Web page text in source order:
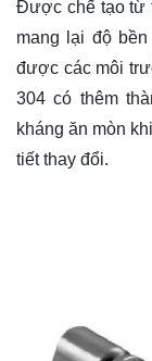
Được chế tạo từ
mang lại độ
được các môi
304 có thêm
kháng ăn mòn
tiết thay đổi.